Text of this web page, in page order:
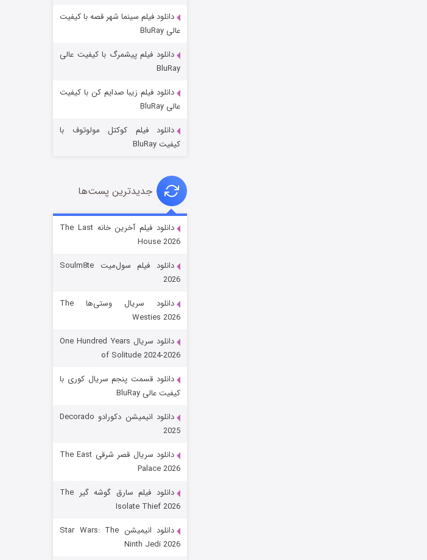
جادوگری در مغولستان
قسمت
رویایی برای تو
قسمت
دانلود فیلم سینما شهر قصه با کیفیت
عالی BluRay
دانلود فیلم پیشمرگ با کیفیت عالی
BluRay
دانلود فیلم زیبا صدایم کن با کیفیت
عالی BluRay
دانلود فیلم کوکتل مولوتوف با
کیفیت BluRay
جدیدترین پست‌ها
دانلود فیلم آخرین خانه The Last
House 2026
دانلود فیلم سول‌میت Soulm8te
2026
دانلود سریال وستی‌ها The
Westies 2026
دانلود سریال One Hundred Years
of Solitude 2024-2026
دانلود قسمت پنجم سریال کوری با
کیفیت عالی BluRay
دانلود انیمیشن دکورادو Decorado
2025
دانلود سریال قصر شرقی The East
Palace 2026
دانلود فیلم سارق گوشه گیر The
Isolate Thief 2026
دانلود انیمیشن Star Wars: The
Ninth Jedi 2026